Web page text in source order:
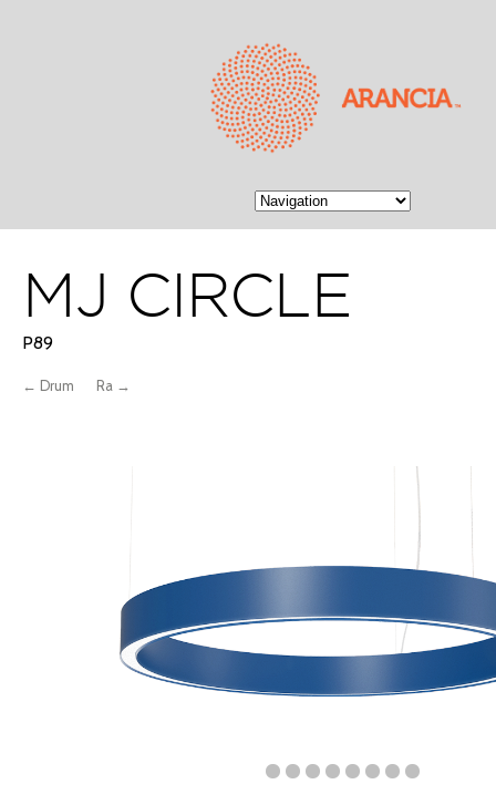
MJ CIRCLE
P89
← Drum Ra →